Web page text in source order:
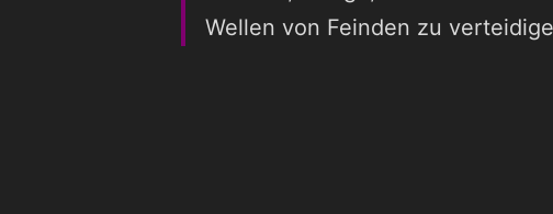
Wellen von Feinden zu